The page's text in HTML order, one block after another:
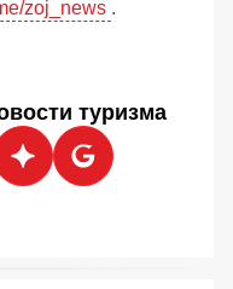
zoj_news .
туризма